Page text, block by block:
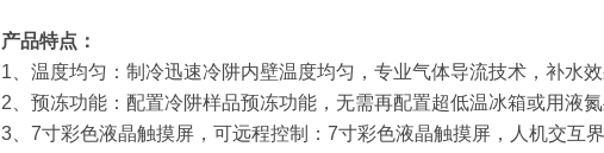
产品特点：
1、温度均匀：制冷迅速冷阱内壁温度均匀，专业气体导流技术，补水
2、预冻功能：配置冷阱样品预冻功能，无需再配置超低温冰箱或用液
3、7寸彩色液晶触摸屏，可远程控制：7寸彩色液晶触摸屏，人机交互